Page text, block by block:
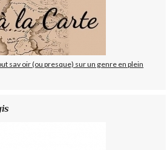
sav oir (ou presque) sur un genre en plein